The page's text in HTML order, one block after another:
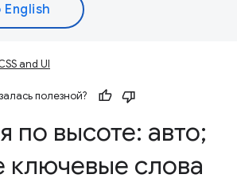
and UI
полезной?
по высоте: авто;
ключевые слова